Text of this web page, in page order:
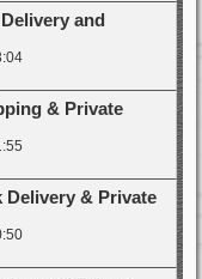
and
& Private
& Private